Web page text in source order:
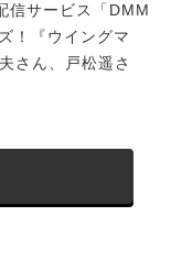
サービス「DMM
！『ウイングマ
さん、戸松遥さ